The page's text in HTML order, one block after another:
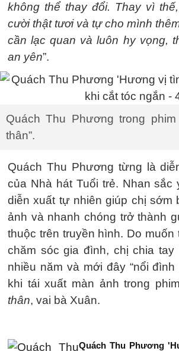
không thể thay đổi. Thay vì
cười thật tươi và tự cho mình
cần lạc quan và luôn hy vọng,
an yên”.
Quách Thu Phương trong
thân”.
Quách Thu Phương từng là
của Nhà hát Tuổi trẻ. Nhan sắc
diễn xuất tự nhiên giúp chị sớm
ảnh và nhanh chóng trở thành
thuộc trên truyền hình. Do muốn
chăm sóc gia đình, chị chia tay
nhiều năm và mới đây “nổi đình
khi tái xuất màn ảnh trong phim
thân, vai bà Xuân.
Quách Thu Phương